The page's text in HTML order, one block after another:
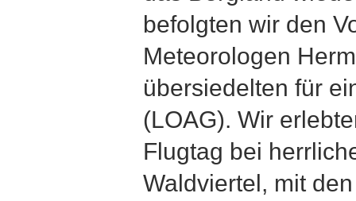
befolgten wir den
Meteorologen
übersiedelten für
(LOAG). Wir
Flugtag bei
Waldviertel, mit